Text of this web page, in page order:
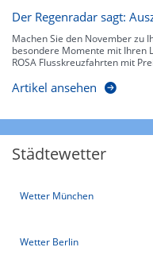
Der Regenradar sagt:
Machen Sie den November zu
besondere Momente mit Ihren
ROSA Flusskreuzfahrten mit
Artikel ansehen
Städtewetter
Wetter München
Wetter Berlin